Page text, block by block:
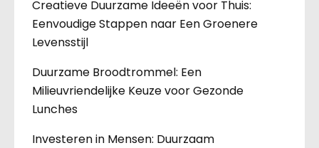
Creatieve Duurzame Ideeën voor Thuis:
Eenvoudige Stappen naar Een Groenere
Levensstijl
Duurzame Broodtrommel: Een
Milieuvriendelijke Keuze voor Gezonde
Lunches
Investeren in Mensen: Duurzaam